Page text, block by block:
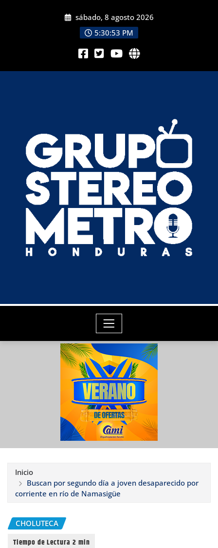
sábado, 8 agosto 2026
5:30:55 PM
Inicio
Buscan por segundo día a joven desaparecido por
corriente en río de Namasigüe
CHOLUTECA